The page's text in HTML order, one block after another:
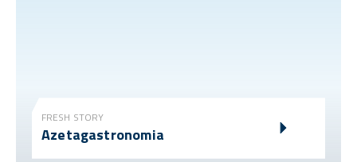
FRESH STORY
Azetagastronomia